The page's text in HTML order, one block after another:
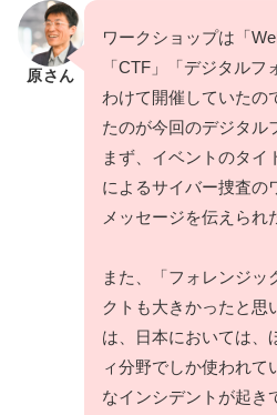
原さん
ワークショップは「
「CTF」「デジタル
わけて開催していたの
たのが今回のデジタル
まず、イベントのタイ
によるサイバー捜査の
メッセージを伝えられ
また、「フォレンジッ
クトも大きかったと思
は、日本においては、
ィ分野でしか使われて
なインシデントが起き